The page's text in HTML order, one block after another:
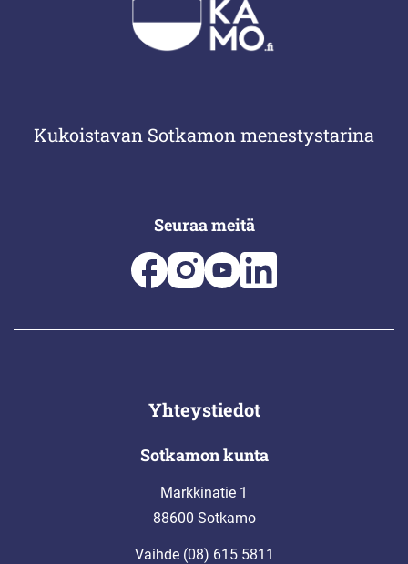
Kukoistavan Sotkamon menestystarina
Seuraa meitä
Yhteystiedot
Sotkamon kunta
Markkinatie 1
88600 Sotkamo
Vaihde (08) 615 5811